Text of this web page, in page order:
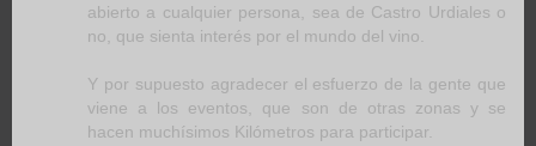
abierto a cualquier persona, sea de Castro Urdiales o
no, que sienta interés por el mundo del vino.
Y por supuesto agradecer el esfuerzo de la gente que
viene a los eventos, que son de otras zonas y se
hacen muchísimos Kilómetros para participar.